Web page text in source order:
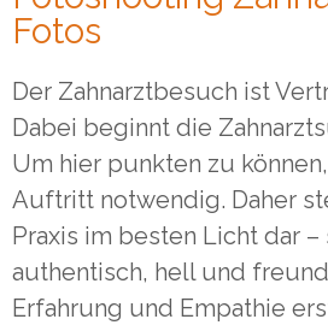
Fotos
Der Zahnarztbesuch ist
Dabei beginnt die
Um hier punkten zu
Auftritt notwendig. Daher
Praxis im besten Licht dar –
authentisch, hell und
Erfahrung und Empathie